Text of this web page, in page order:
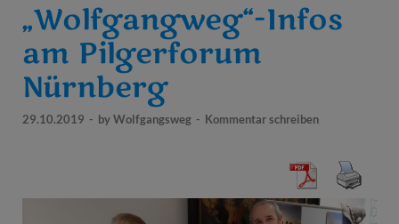
„Wolfgangweg“-Infos
am Pilgerforum
Nürnberg
29.10.2019 - byWolfgangsweg - Kommentar schreiben